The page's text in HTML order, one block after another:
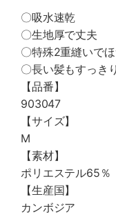
〇吸水速乾
〇生地厚で丈夫
〇特殊2重縫いで
〇長い髪もすっき
【品番】
903047
【サイズ】
M
【素材】
ポリエステル65
【生産国】
カンボジア